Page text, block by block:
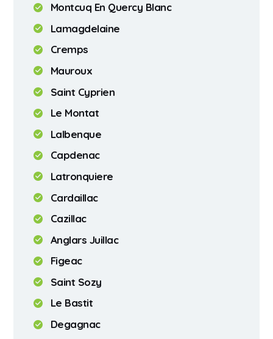
Montcuq En Quercy Blanc
Lamagdelaine
Cremps
Mauroux
Saint Cyprien
Le Montat
Lalbenque
Capdenac
Latronquiere
Cardaillac
Cazillac
Anglars Juillac
Figeac
Saint Sozy
Le Bastit
Degagnac